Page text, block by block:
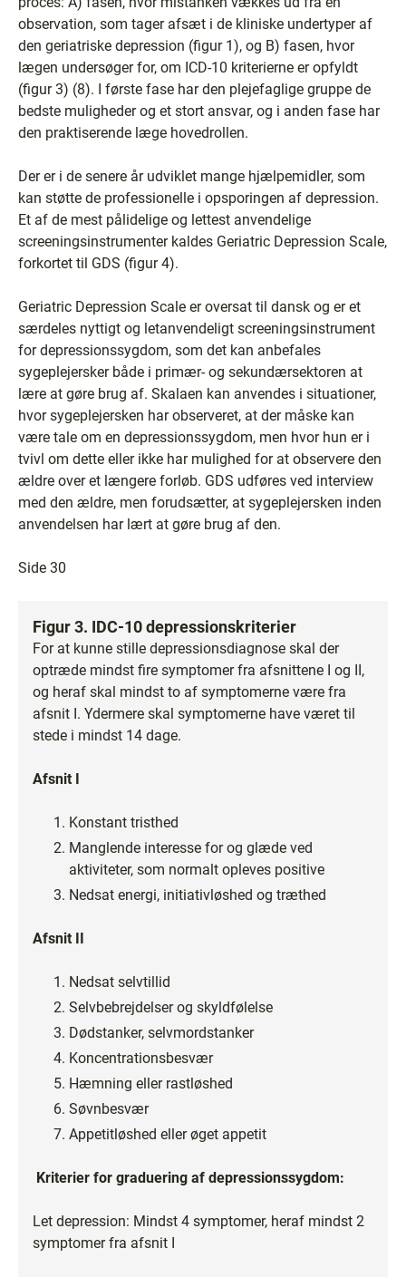
observation, som tager afsæt i de kliniske undertyper af
den geriatriske depression (figur 1), og B) fasen, hvor
lægen undersøger for, om ICD-10 kriterierne er opfyldt
(figur 3) (8). I første fase har den plejefaglige gruppe de
bedste muligheder og et stort ansvar, og i anden fase har
den praktiserende læge hovedrollen.
Der er i de senere år udviklet mange hjælpemidler, som
kan støtte de professionelle i opsporingen af depression.
Et af de mest pålidelige og lettest anvendelige
screeningsinstrumenter kaldes Geriatric Depression Scale,
forkortet til GDS (figur 4).
Geriatric Depression Scale er oversat til dansk og er et
særdeles nyttigt og letanvendeligt screeningsinstrument
for depressionssygdom, som det kan anbefales
sygeplejersker både i primær- og sekundærsektoren at
lære at gøre brug af. Skalaen kan anvendes i situationer,
hvor sygeplejersken har observeret, at der måske kan
være tale om en depressionssygdom, men hvor hun er i
tvivl om dette eller ikke har mulighed for at observere den
ældre over et længere forløb. GDS udføres ved interview
med den ældre, men forudsætter, at sygeplejersken inden
anvendelsen har lært at gøre brug af den.
Side 30
Figur 3. IDC-10 depressionskriterier
For at kunne stille depressionsdiagnose skal der
optræde mindst fire symptomer fra afsnittene I og II,
og heraf skal mindst to af symptomerne være fra
afsnit I. Ydermere skal symptomerne have været til
stede i mindst 14 dage.
Afsnit I
Konstant tristhed
Manglende interesse for og glæde ved
aktiviteter, som normalt opleves positive
Nedsat energi, initiativløshed og træthed
Afsnit II
Nedsat selvtillid
Selvbebrejdelser og skyldfølelse
Dødstanker, selvmordstanker
Koncentrationsbesvær
Hæmning eller rastløshed
Søvnbesvær
Appetitløshed eller øget appetit
Kriterier for graduering af depressionssygdom:
Let depression: Mindst 4 symptomer, heraf mindst 2
symptomer fra afsnit I